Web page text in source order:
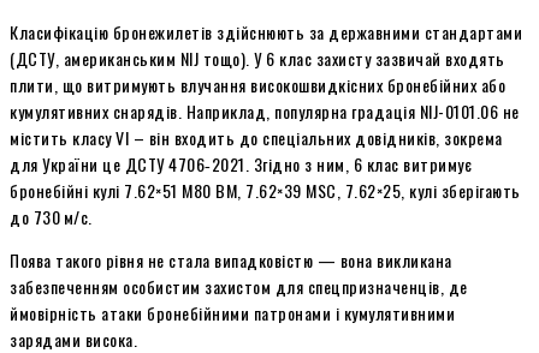
Класифікацію бронежилетів здійснюють за державними стандартами
(ДСТУ, американським NIJ тощо). У 6 клас захисту зазвичай входять
плити, що витримують влучання високошвидкісних бронебійних або
кумулятивних снарядів. Наприклад, популярна градація NIJ-0101.06 не
містить класу VI – він входить до спеціальних довідників, зокрема
для України це ДСТУ 4706‑2021. Згідно з ним, 6 клас витримує
бронебійні кулі 7.62×51 М80 BM, 7.62×39 MSC, 7.62×25, кулі зберігають
до 730 м/с.
Поява такого рівня не стала випадковістю — вона викликана
забезпеченням особистим захистом для спецпризначенців, де
ймовірність атаки бронебійними патронами і кумулятивними
зарядами висока.